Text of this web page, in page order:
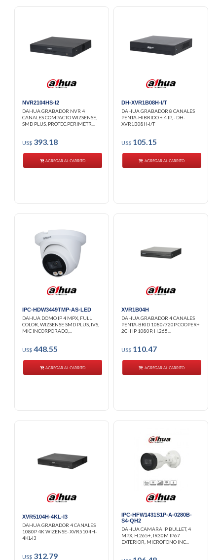
NVR2104HS-I2
DAHUA GRABADOR NVR 4
CANALES COMPACTO WIZSENSE,
SMD PLUS, PROTEC.PERIMETR...
US$ 393.18
AGREGAR AL CARRITO
DH-XVR1B08H-I/T
DAHUA GRABADOR 8 CANALES
PENTA-HIBRIDO + 4 IP, - DH-
XVR1B08H-I/T
US$105.15
AGREGAR AL CARRITO
IPC-HDW3449TMP-AS-LED
DAHUA DOMO IP 4 MPX, FULL
COLOR, WIZSENSE SMD PLUS, IVS,
MIC INCORPORADO,...
US$ 448.55
AGREGAR AL CARRITO
XVR1B04H
DAHUA GRABADOR 4 CANALES
PENTA-BRID 1080/720P COOPER+
2CH IP 1080P, H.265...
US$110.47
AGREGAR AL CARRITO
XVR5104H-4KL-I3
DAHUA GRABADOR 4 CANALES
1080P 4K WIZENSE- XVR5104H-
4KL-I3
US$ 312.79
IPC-HFW1431S1P-A-0280B-
S4-QH2
DAHUA CAMARA IP BULLET, 4
MPX, H.265+, IR30M IP67
EXTERIOR, MICROFONO INC...